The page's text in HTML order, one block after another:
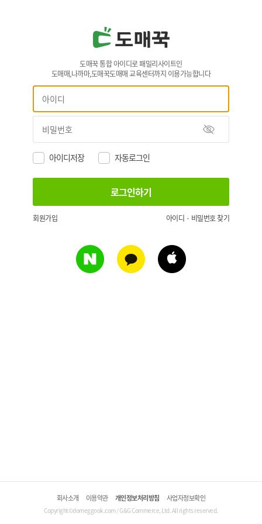
도매꾹 통합 아이디로 패밀리사이트인
도매매,나까마,도매꾹도매매 교육센터까지 이용가능합니다
아이디저장 자동로그인
회원가입 아이디 · 비밀번호 찾기
회사소개 이용약관 개인정보처리방침 사업자정보확인
Copyright©domeggook.com / G&G Commerce, Ltd. All rights reserved.